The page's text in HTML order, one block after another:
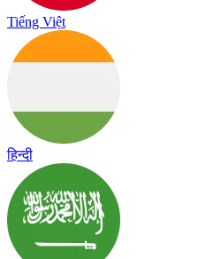
Tiếng Việt
हिन्दी